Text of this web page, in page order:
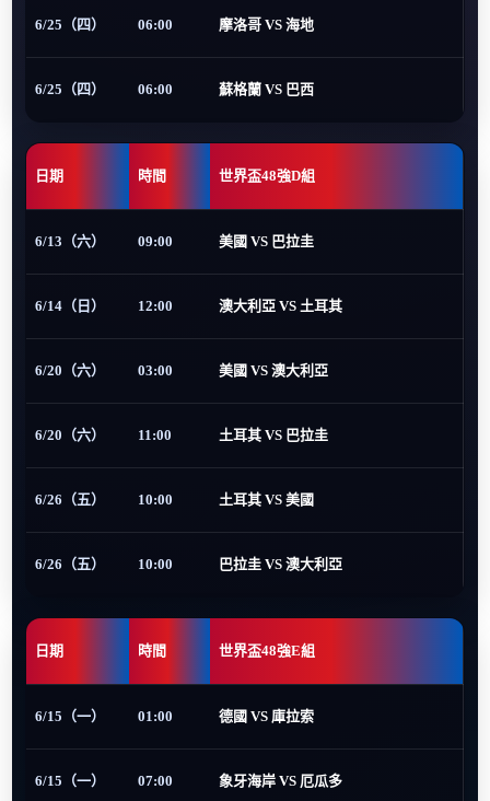
6/25（四） 06:00 摩洛哥 VS 海地
6/25（四） 06:00 蘇格蘭 VS 巴西
日期 時間 世界盃48強D組
6/13（六） 09:00 美國 VS 巴拉圭
6/14（日） 12:00 澳大利亞 VS 土耳其
6/20（六） 03:00 美國 VS 澳大利亞
6/20（六） 11:00 土耳其 VS 巴拉圭
6/26（五） 10:00 土耳其 VS 美國
6/26（五） 10:00 巴拉圭 VS 澳大利亞
日期 時間 世界盃48強E組
6/15（一） 01:00 德國 VS 庫拉索
6/15（一） 07:00 象牙海岸 VS 厄瓜多